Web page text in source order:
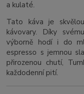
a kulaté.
Tato káva je
kávovary. Díky
výborně hodí i do
espresso s jemnou
přirozenou chutí,
každodenní pití.